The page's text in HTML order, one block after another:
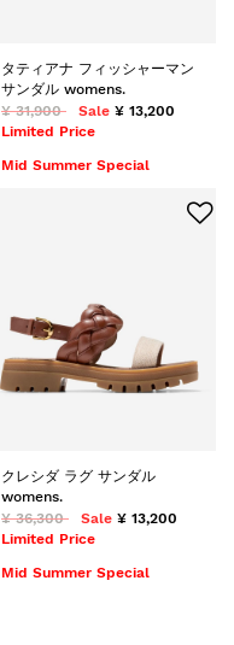
タティアナ フィッシャーマン
サンダル womens.
¥ 31,900
Sale ¥ 13,200
Limited Price
Mid Summer Special
クレシダ ラグ サンダル
womens.
¥ 36,300
Sale ¥ 13,200
Limited Price
Mid Summer Special